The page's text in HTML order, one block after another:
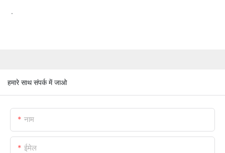
.
हमारे साथ संपर्क में जाओ
नाम
ईमेल